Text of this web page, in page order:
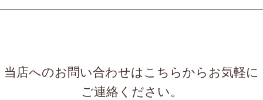
当店へのお問い合わせはこちらからお気軽に
ご連絡ください。